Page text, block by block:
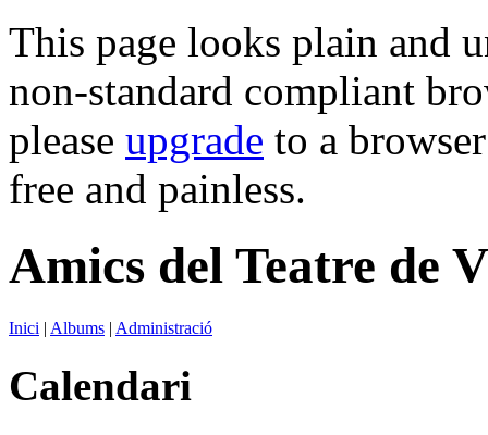
This page looks plain and
non-standard compliant
please upgrade to a
free and painless.
Amics del Teatre de
Inici | Albums | Administració
Calendari